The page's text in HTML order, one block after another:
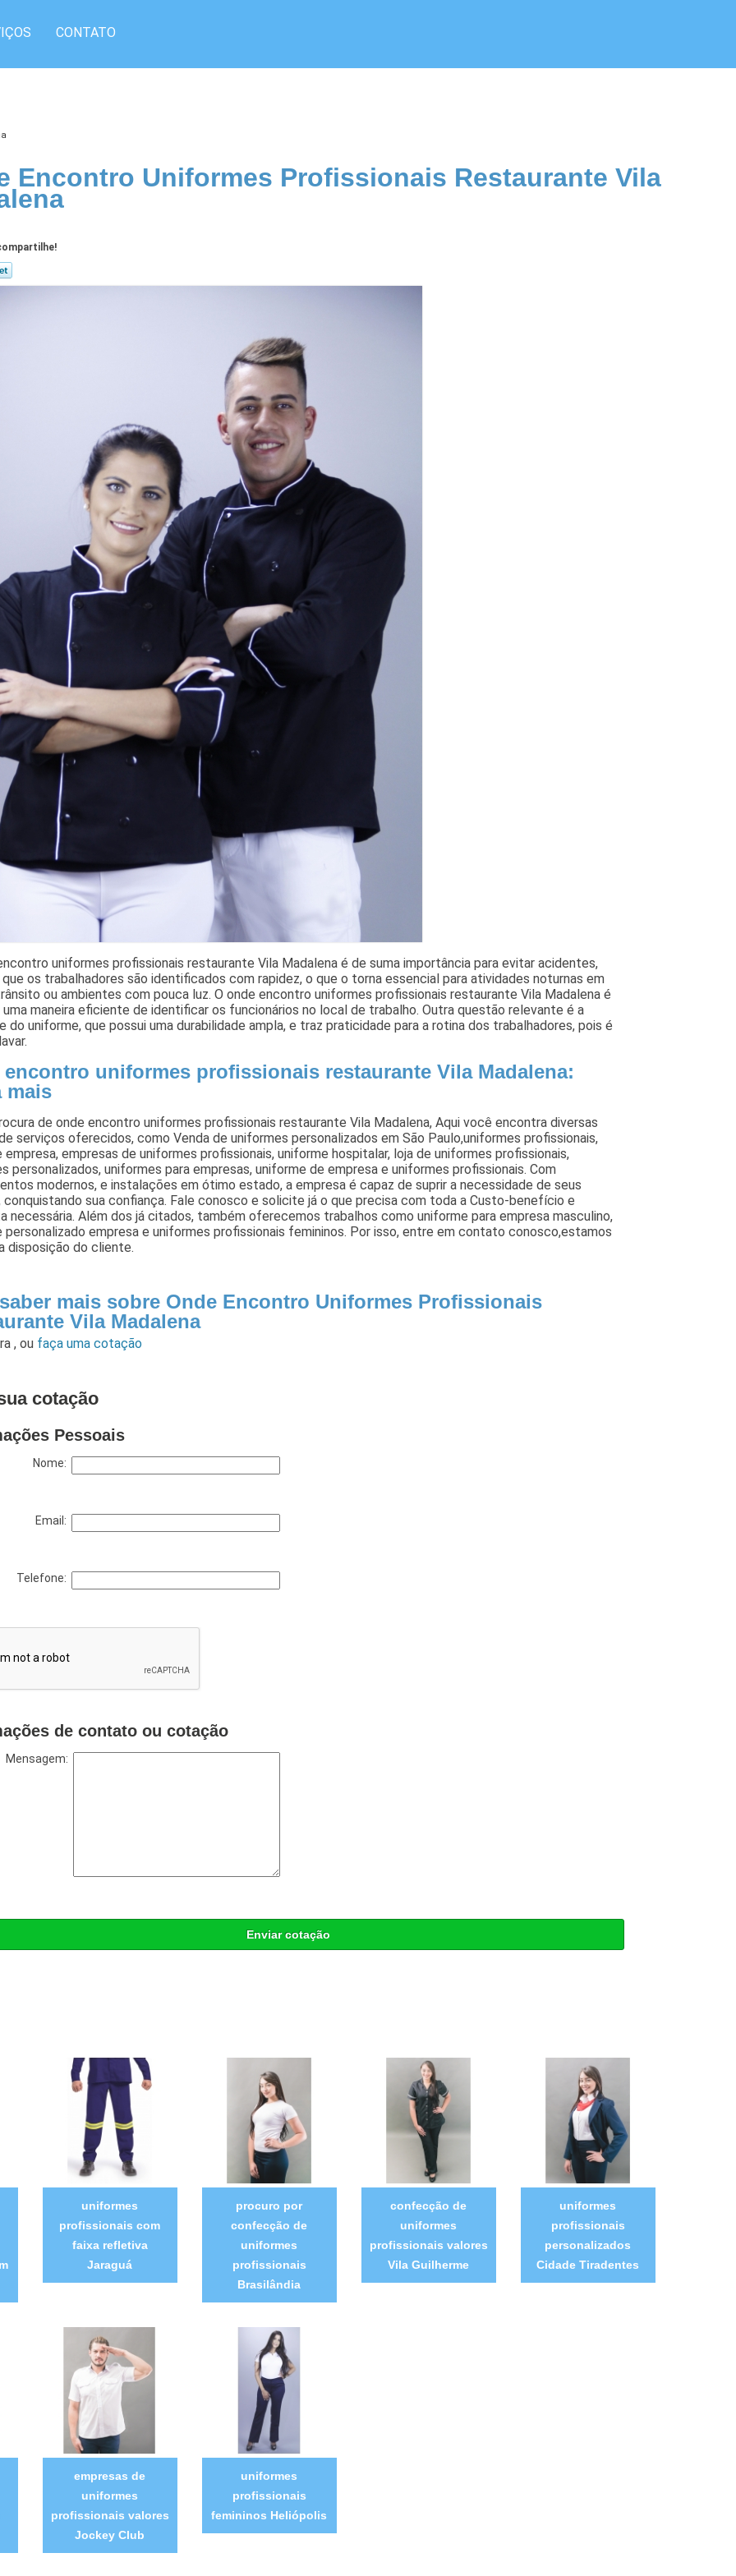
CONTATO
Encontro Uniformes Profissionais Restaurante Vila
uniformes profissionais restaurante Vila Madalena é de suma importância para evitar acidentes,
que os trabalhadores são identificados com rapidez, o que o torna essencial para atividades noturnas em
ou ambientes com pouca luz. O onde encontro uniformes profissionais restaurante Vila Madalena é
maneira eficiente de identificar os funcionários no local de trabalho. Outra questão relevante é a
do uniforme, que possui uma durabilidade ampla, e traz praticidade para a rotina dos trabalhadores, pois é
encontro uniformes profissionais restaurante Vila Madalena:
mais
de onde encontro uniformes profissionais restaurante Vila Madalena, Aqui você encontra diversas
serviços oferecidos, como Venda de uniformes personalizados em São Paulo,uniformes profissionais,
empresa, empresas de uniformes profissionais, uniforme hospitalar, loja de uniformes profissionais,
personalizados, uniformes para empresas, uniforme de empresa e uniformes profissionais. Com
modernos, e instalações em ótimo estado, a empresa é capaz de suprir a necessidade de seus
sua confiança. Fale conosco e solicite já o que precisa com toda a Custo-benefício e
necessária. Além dos já citados, também oferecemos trabalhos como uniforme para empresa masculino,
personalizado empresa e uniformes profissionais femininos. Por isso, entre em contato conosco,estamos
disposição do cliente.
mais sobre Onde Encontro Uniformes Profissionais
Vila Madalena
,ou faça uma cotação
cotação
Pessoais
Nome:
Email:
Telefone:
de contato ou cotação
Mensagem:
Enviar cotação
uniformes
profissionais com
faixa refletiva
Jaraguá
procuro por
confecção de
uniformes
profissionais
Brasilândia
confecção de
uniformes
profissionais valores
Vila Guilherme
uniformes
profissionais
personalizados
Cidade Tiradentes
empresas de
uniformes
profissionais valores
Jockey Club
uniformes
profissionais
femininos Heliópolis